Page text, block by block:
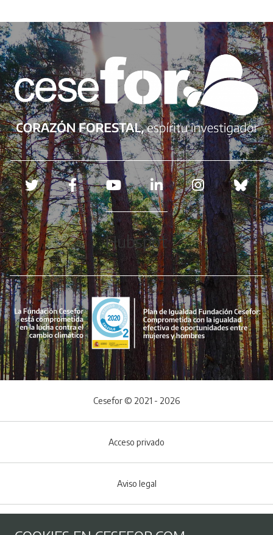
Redes sociales
Hubspot
Cesefor © 2021 - 2026
Acceso privado
Aviso legal